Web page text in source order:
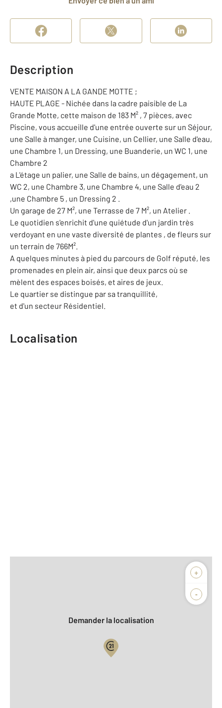
Description
VENTE MAISON A LA GANDE MOTTE ;
HAUTE PLAGE - Nichée dans la cadre paisible de La
Grande Motte, cette maison de 183 M² , 7 pièces, avec
Piscine, vous accueille d'une entrée ouverte sur un Séjour,
une Salle à manger, une Cuisine, un Cellier, une Salle d'eau,
une Chambre 1, un Dressing, une Buanderie, un WC 1, une
Chambre 2
a L'étage un palier, une Salle de bains, un dégagement, un
WC 2, une Chambre 3, une Chambre 4, une Salle d'eau 2
,une Chambre 5 , un Dressing 2 .
Un garage de 27 M², une Terrasse de 7 M², un Atelier .
Le quotidien s'enrichit d'une quiétude d'un jardin très
verdoyant en une vaste diversité de plantes , de fleurs sur
un terrain de 766M².
A quelques minutes à pied du parcours de Golf réputé, les
promenades en plein air, ainsi que deux parcs où se
mèlent des espaces boisés, et aires de jeux.
Le quartier se distingue par sa tranquillité,
et d'un secteur Résidentiel.
Localisation
+
-
Biens vendus
Demander la localisation